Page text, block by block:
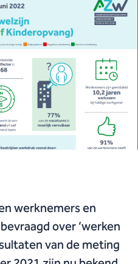
werknemers en
over ‘werken
van de meting